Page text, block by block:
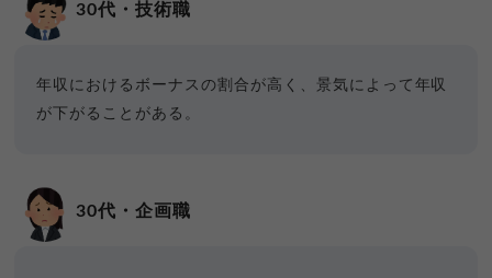
30代・技術職
年収におけるボーナスの割合が高く、景気によって年収
が下がることがある。
30代・企画職